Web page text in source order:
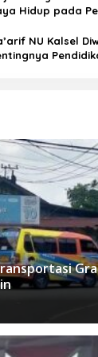
Hidup pada
NU Kalsel